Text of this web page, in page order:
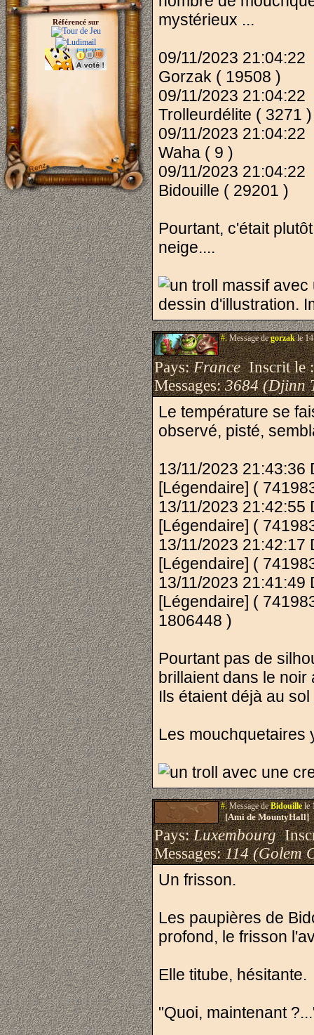
Référencé sur
mystérieux ...
09/11/2023 21:04:22
Gorzak ( 19508 )
09/11/2023 21:04:22
Trolleurdélite ( 3271 )
09/11/2023 21:04:22
Waha ( 9 )
09/11/2023 21:04:22
Bidouille ( 29201 )
Pourtant, c'était
neige....
#.Message degorzakle
Pays:FranceInscrit le
Messages:3684 (Djinn
Le température se
observé, pisté,
13/11/2023 21:43:36
[Légendaire] (
13/11/2023 21:42:55
[Légendaire] (
13/11/2023 21:42:17
[Légendaire] (
13/11/2023 21:41:49
[Légendaire] (
1806448 )
Pourtant pas de
brillaient dans le noir
Ils étaient déjà au
Les mouchquetaires
#.Message deBidouillele
[Ami de MountyHall]
Pays:Luxembourg
Messages:114 (Golem
Un frisson.
Les paupières de
profond, le frisson
Elle titube, hésitante.
"Quoi, maintenant